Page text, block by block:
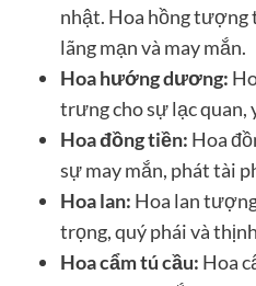
nhật. Hoa hồng tượng
lãng mạn và may mắn.
Hoa hướng dương:
trưng cho sự lạc quan,
Hoa đồng tiền: Hoa
sự may mắn, phát tài
Hoa lan: Hoa lan
trọng, quý phái và
Hoa cẩm tú cầu: Hoa